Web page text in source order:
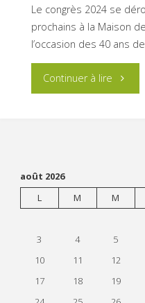
contre
la
30%
dans
Budget
Le congrès 2024 se
prochains à la Maison
l’occasion des 40 ans de
Continuer à lire "Congrès
les
ans
de
août 2026
L
M M
3
4 5
10
11 12
17
18 19